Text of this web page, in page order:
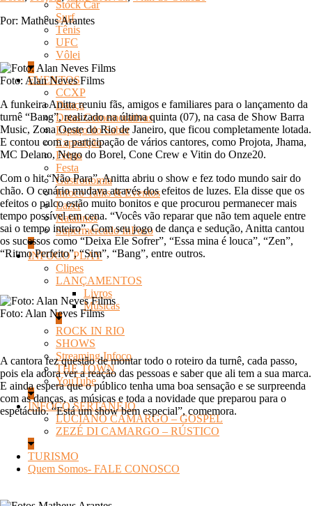
Stock Car
Surf
Tênis
UFC
Vôlei
EVENTOS
CCXP
Dança
Datas Comemorativas
Espaço do Saber
Exposição
Feiras
Festa
Gastronomia
Infoco Talks & Eventos
Lazer
Natalinos
Supermercado InFoco
INFOCO PLAY
Clipes
LANÇAMENTOS
Livros
Músicas
ROCK IN RIO
SHOWS
Streaming Infoco
THE TOWN
YouTube
INFOCO SERTANEJO
LUCIANO CAMARGO – GOSPEL
ZEZÉ DI CAMARGO – RÚSTICO
TURISMO
Quem Somos- FALE CONOSCO
Por: Matheus Arantes
Foto: Alan Neves Films
A funkeira Anitta reuniu fãs, amigos e familiares para o lançamento da
turnê “Bang”, realizado na última quinta (07), na casa de Show Barra
Music, Zona Oeste do Rio de Janeiro, que ficou completamente lotada.
E contou com a participação de vários cantores, como Projota, Jhama,
MC Delano, Nego do Borel, Cone Crew e Vitin do Onze20.
Com o hit “Não Para”, Anitta abriu o show e fez todo mundo sair do
chão. O cenário mudava através dos efeitos de luzes. Ela disse que os
efeitos o palco estão muito bonitos e que procurou permanecer mais
tempo possível em cena. “Vocês vão reparar que não tem aquele entre
sai o tempo inteiro”. Com seu jogo de dança e sedução, Anitta cantou
os sucessos como “Deixa Ele Sofrer”, “Essa mina é louca”, “Zen”,
“Ritmo Perfeito”, “Sim”, “Bang”, entre outros.
Foto: Alan Neves Films
A cantora fez questão de montar todo o roteiro da turnê, cada passo,
pois ela adora ver a reação das pessoas e saber que ali tem a sua marca.
E ainda espera que o público tenha uma boa sensação e se surpreenda
com as danças, as músicas e toda a novidade que preparou para o
espetáculo. “Está um show bem especial”, comemora.